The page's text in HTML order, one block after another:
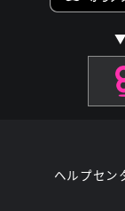
▼
ヘルプセン